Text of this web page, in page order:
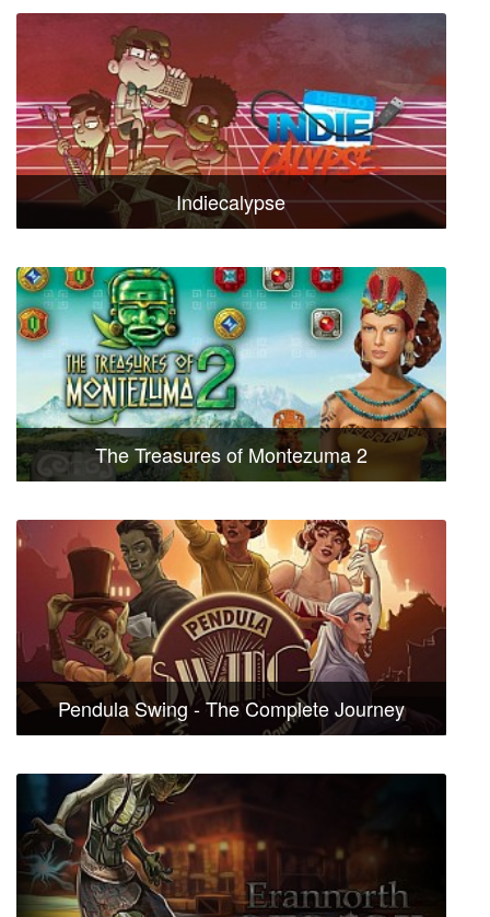
Indiecalypse
The Treasures of Montezuma 2
Pendula Swing - The Complete Journey